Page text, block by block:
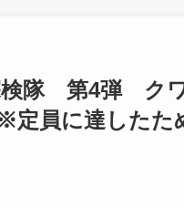
検隊 第4弾 ク
したため